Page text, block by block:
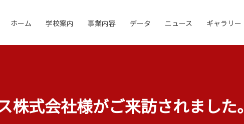
ホーム 学校案内 事業内容 データ ニュース ギャラリー
株式会社様がご来訪されました。